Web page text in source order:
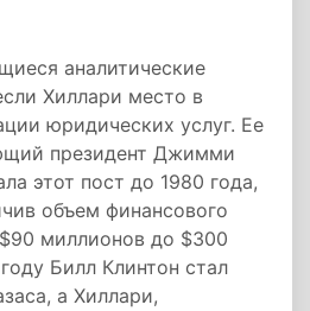
аналитические
Хиллари место в
юридических услуг. Ее
президент Джимми
этот пост до 1980 года,
объем финансового
миллионов до $300
Билл Клинтон стал
а Хиллари,